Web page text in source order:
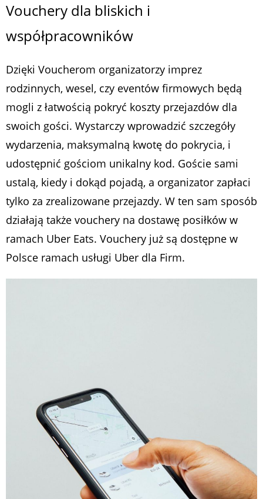
Vouchery dla bliskich i
współpracowników
Dzięki Voucherom organizatorzy imprez
rodzinnych, wesel, czy eventów firmowych będą
mogli z łatwością pokryć koszty przejazdów dla
swoich gości. Wystarczy wprowadzić szczegóły
wydarzenia, maksymalną kwotę do pokrycia, i
udostępnić gościom unikalny kod. Goście sami
ustalą, kiedy i dokąd pojadą, a organizator zapłaci
tylko za zrealizowane przejazdy. W ten sam sposób
działają także vouchery na dostawę posiłków w
ramach Uber Eats. Vouchery już są dostępne w
Polsce ramach usługi Uber dla Firm.